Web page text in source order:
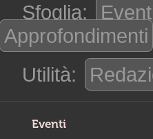
Sfoglia:
Approfondimenti
Utilità:
Eventi